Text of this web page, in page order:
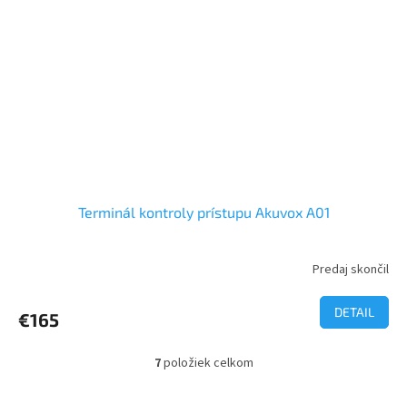
Terminál kontroly prístupu Akuvox A01
Predaj skončil
€165 DETAIL
O
7položiek celkom